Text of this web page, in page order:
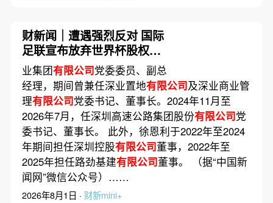
财新闻｜遭遇强烈反对 国际
足联宣布放弃世界杯股权出
售项目
业集团有限公司党委委员、副总
经理，期间曾兼任深业置地有限公司及深业商业管
理有限公司党委书记、董事长。2024年11月至
2026年7月，任深圳高速公路集团股份有限公司党
委书记、董事长。 此外，徐恩利于2022年至2024
年期间担任深圳控股有限公司董事，2022年至
2025年担任路劲基建有限公司董事。 （据“中国新
闻网”微信公众号）……
2026年8月1日 · 财新mini+